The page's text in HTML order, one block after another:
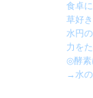
食卓
草好
水円
力を
◎酵素
→水